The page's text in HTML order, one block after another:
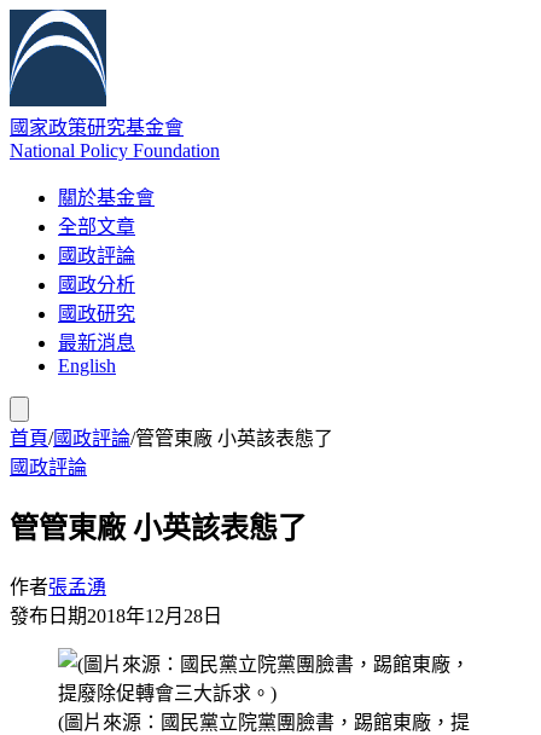
國家政策研究基金會
National Policy Foundation
關於基金會
全部文章
國政評論
國政分析
國政研究
最新消息
English
首頁/國政評論/管管東廠 小英該表態了
國政評論
管管東廠 小英該表態了
作者張孟湧
發布日期2018年12月28日
(圖片來源：國民黨立院黨團臉書，踢館東廠，提